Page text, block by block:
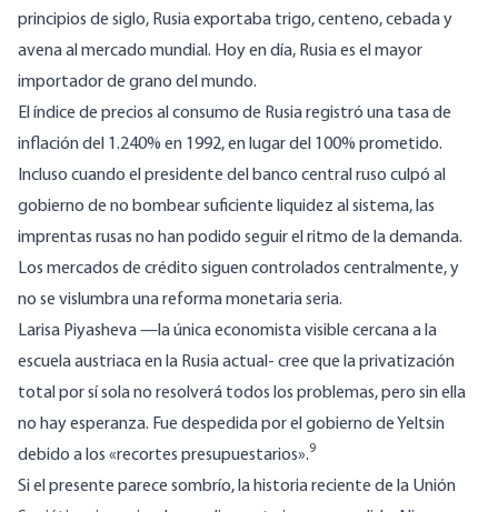
principios de siglo, Rusia exportaba trigo, centeno, cebada y
avena al mercado mundial. Hoy en día, Rusia es el mayor
importador de grano del mundo.
El índice de precios al consumo de Rusia registró una tasa de
inflación del 1.240% en 1992, en lugar del 100% prometido.
Incluso cuando el presidente del banco central ruso culpó al
gobierno de no bombear suficiente liquidez al sistema, las
imprentas rusas no han podido seguir el ritmo de la demanda.
Los mercados de crédito siguen controlados centralmente, y
no se vislumbra una reforma monetaria seria.
Larisa Piyasheva —la única economista visible cercana a la
escuela austriaca en la Rusia actual- cree que la privatización
total por sí sola no resolverá todos los problemas, pero sin ella
no hay esperanza. Fue despedida por el gobierno de Yeltsin
debido a los «recortes presupuestarios».9
Si el presente parece sombrío, la historia reciente de la Unión